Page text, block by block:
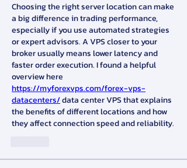
Choosing the right server location can make
a big difference in trading performance,
especially if you use automated strategies
or expert advisors. A VPS closer to your
broker usually means lower latency and
faster order execution. I found a helpful
https://myforexvps.com/forex-vps-
datacenters/ data center VPS that explains
the benefits of different locations and how
they affect connection speed and reliability.